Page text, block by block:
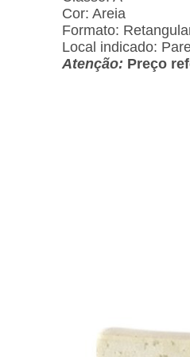
Cor: Areia
Formato:
Local indicado:
Atenção: Preço